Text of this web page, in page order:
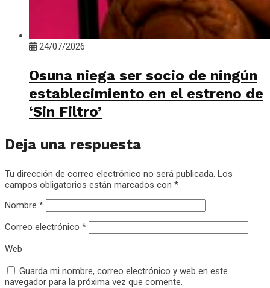
24/07/2026
Osuna niega ser socio de ningún
establecimiento en el estreno de
‘Sin Filtro’
Deja una respuesta
Tu dirección de correo electrónico no será publicada. Los
campos obligatorios están marcados con *
Nombre *
Correo electrónico *
Web
Guarda mi nombre, correo electrónico y web en este
navegador para la próxima vez que comente.